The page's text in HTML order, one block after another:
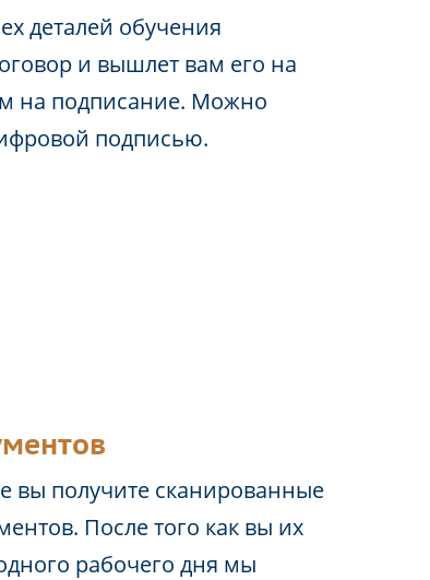
деталей обучения
и вышлет вам его на
на подписание. Можно
подписью.
вы получите сканированные
После того как вы их
рабочего дня мы